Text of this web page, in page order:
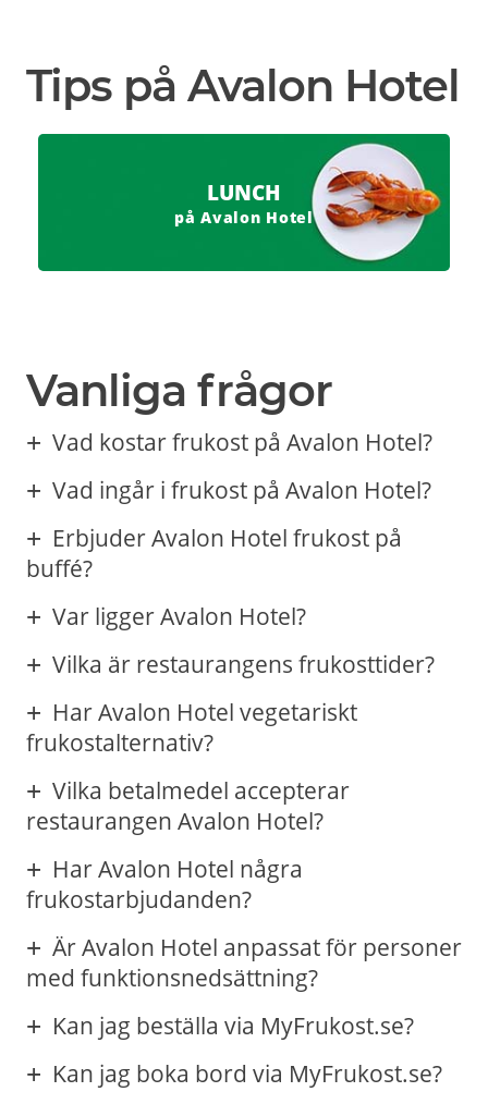
Tips på Avalon Hotel
LUNCH
på Avalon Hotel
Vanliga frågor
Vad kostar frukost på Avalon Hotel?
Vad ingår i frukost på Avalon Hotel?
Erbjuder Avalon Hotel frukost på
buffé?
Var ligger Avalon Hotel?
Vilka är restaurangens frukosttider?
Har Avalon Hotel vegetariskt
frukostalternativ?
Vilka betalmedel accepterar
restaurangen Avalon Hotel?
Har Avalon Hotel några
frukostarbjudanden?
Är Avalon Hotel anpassat för personer
med funktionsnedsättning?
Kan jag beställa via MyFrukost.se?
Kan jag boka bord via MyFrukost.se?